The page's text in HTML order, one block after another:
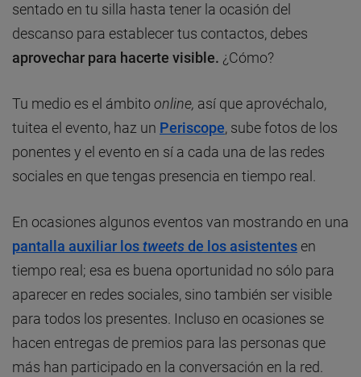
sentado en tu silla hasta tener la ocasión del
descanso para establecer tus contactos, debes
aprovechar para hacerte visible. ¿Cómo?
Tu medio es el ámbitoonline, así que aprovéchalo,
tuitea el evento, haz un Periscope, sube fotos de los
ponentes y el evento en sí a cada una de las redes
sociales en que tengas presencia en tiempo real.
En ocasiones algunos eventos van mostrando en una
pantalla auxiliar lostweetsde los asistentes en
tiempo real; esa es buena oportunidad no sólo para
aparecer en redes sociales, sino también ser visible
para todos los presentes. Incluso en ocasiones se
hacen entregas de premios para las personas que
más han participado en la conversación en la red.